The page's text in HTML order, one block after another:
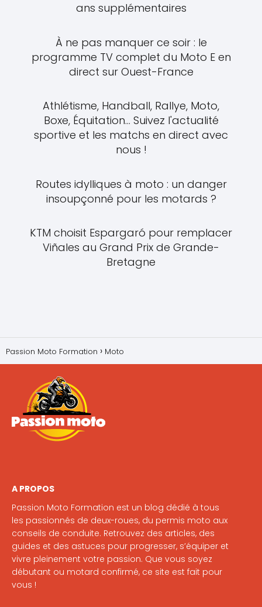
ans supplémentaires
À ne pas manquer ce soir : le
programme TV complet du Moto E en
direct sur Ouest-France
Athlétisme, Handball, Rallye, Moto,
Boxe, Équitation... Suivez l'actualité
sportive et les matchs en direct avec
nous !
Routes idylliques à moto : un danger
insoupçonné pour les motards ?
KTM choisit Espargaró pour remplacer
Viñales au Grand Prix de Grande-
Bretagne
Passion Moto Formation Moto
A PROPOS
Passion Moto Formation est un blog dédié à tous
les passionnés de deux-roues, du permis moto aux
conseils de conduite. Retrouvez des articles, des
guides et des astuces pour progresser, s’équiper et
vivre pleinement votre passion. Que vous soyez
débutant ou motard confirmé, ce site est fait pour
vous !